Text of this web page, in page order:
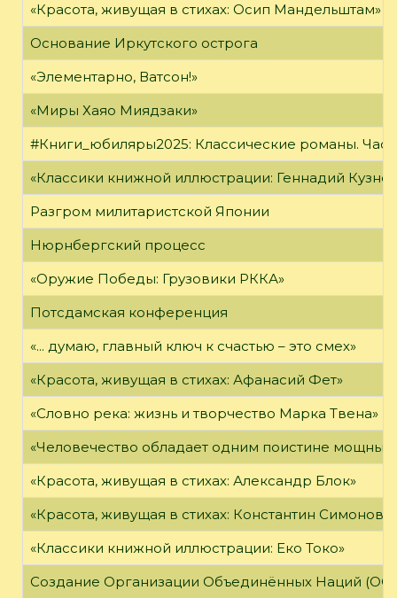
«Красота, живущая в стихах: Осип Мандельштам»
Основание Иркутского острога
«Элементарно, Ватсон!»
«Миры Хаяо Миядзаки»
#Книги_юбиляры2025: Классические романы.
«Классики книжной иллюстрации: Геннадий
Разгром милитаристской Японии
Нюрнбергский процесс
«Оружие Победы: Грузовики РККА»
Потсдамская конференция
«... думаю, главный ключ к счастью – это смех»
«Красота, живущая в стихах: Афанасий Фет»
«Словно река: жизнь и творчество Марка Твена»
«Человечество обладает одним поистине
«Красота, живущая в стихах: Александр Блок»
«Красота, живущая в стихах: Константин Симонов»
«Классики книжной иллюстрации: Еко Токо»
Создание Организации Объединённых Наций